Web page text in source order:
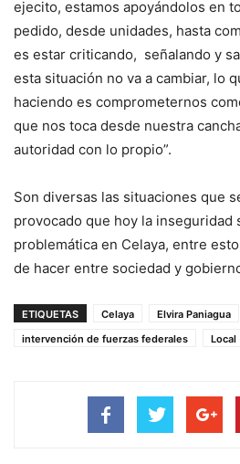
ejecito, estamos apoyándolos en
pedido, desde unidades, hasta
es estar criticando, señalando y
esta situación no va a cambiar, lo
haciendo es comprometernos
que nos toca desde nuestra
autoridad con lo propio”.
Son diversas las situaciones que
provocado que hoy la inseguridad
problemática en Celaya, entre
de hacer entre sociedad y
ETIQUETAS Celaya Elvira Paniagua
intervención de fuerzas federales
Local